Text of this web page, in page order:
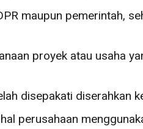
maupun pemerintah,
proyek atau usaha
disepakati diserahkan
perusahaan